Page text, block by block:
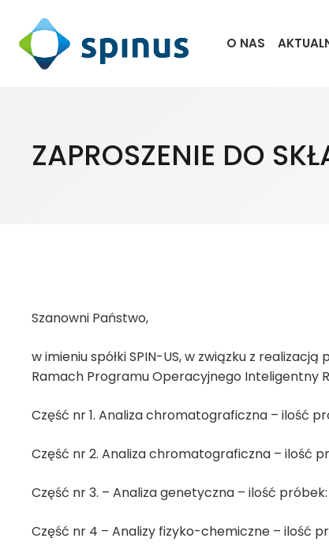
O NAS
ZAPROSZENIE DO
Szanowni Państwo,
w imieniu spółki SPIN-US, w związku z
Ramach Programu Operacyjnego Inteligentny
Część nr 1. Analiza chromatograficzna – ilość
Część nr 2. Analiza chromatograficzna – ilość
Część nr 3. – Analiza genetyczna – ilość
Część nr 4 – Analizy fizyko-chemiczne – ilość